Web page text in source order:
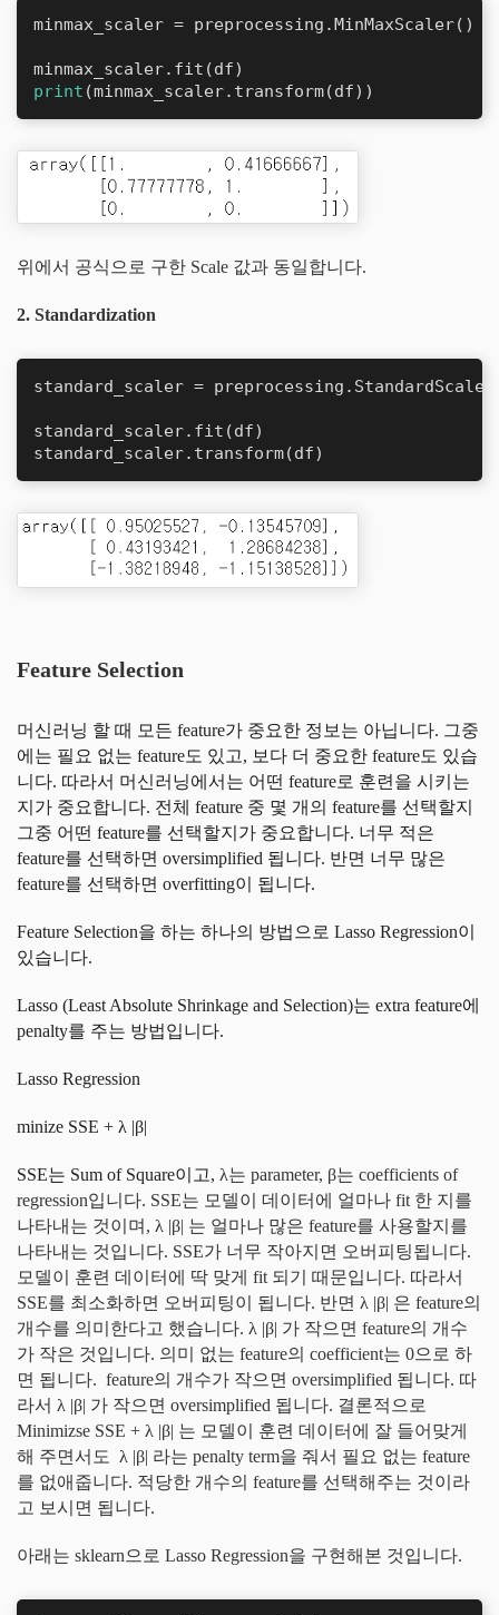
minmax_scaler = preprocessing.MinMaxScaler()
print (minmax_scaler.transform(df))
위에서 공식으로 구한 Scale 값과 동일합니다.
2. Standardization
standard_scaler =
standard_scaler.fit(df)
standard_scaler.transform(df)
Feature Selection
머신러닝 할 때 모든 feature가 중요한 정보는 아닙니다. 그중
에는 필요 없는 feature도 있고, 보다 더 중요한 feature도 있습
니다. 따라서 머신러닝에서는 어떤 feature로 훈련을 시키는
지가 중요합니다. 전체 feature 중 몇 개의 feature를 선택할지
그중 어떤 feature를 선택할지가 중요합니다. 너무 적은
feature를 선택하면 oversimplified 됩니다. 반면 너무 많은
feature를 선택하면 overfitting이 됩니다.
Feature Selection을 하는 하나의 방법으로 Lasso Regression이
있습니다.
Lasso (Least Absolute Shrinkage and Selection)는 extra feature에
penalty를 주는 방법입니다.
Lasso Regression
minize SSE + λ |β|
SSE는 Sum of Square이고, λ는 parameter, β는 coefficients of
regression입니다. SSE는 모델이 데이터에 얼마나 fit 한 지를
나타내는 것이며, λ |β| 는 얼마나 많은 feature를 사용할지를
나타내는 것입니다. SSE가 너무 작아지면 오버피팅됩니다.
모델이 훈련 데이터에 딱 맞게 fit 되기 때문입니다. 따라서
SSE를 최소화하면 오버피팅이 됩니다. 반면 λ |β| 은 feature의
개수를 의미한다고 했습니다. λ |β| 가 작으면 feature의 개수
가 작은 것입니다. 의미 없는 feature의 coefficient는 0으로 하
면 됩니다. feature의 개수가 작으면 oversimplified 됩니다. 따
라서 λ |β| 가 작으면 oversimplified 됩니다. 결론적으로
Minimizse SSE + λ |β| 는 모델이 훈련 데이터에 잘 들어맞게
해 주면서도
λ |β| 라는 penalty term을 줘서 필요 없는 feature
를 없애줍니다. 적당한 개수의 feature를 선택해주는 것이라
고 보시면 됩니다.
아래는 sklearn으로 Lasso Regression을 구현해본 것입니다.